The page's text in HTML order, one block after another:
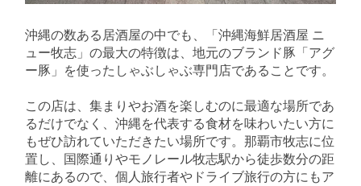
沖縄の数ある居酒屋の中でも、「沖縄海鮮居酒屋 ニ
ュー牧志」の最大の特徴は、地元のブランド豚「アグ
ー豚」を使ったしゃぶしゃぶ専門店であることです。
この店は、集まりやお酒を楽しむのに最適な場所であ
るだけでなく、沖縄を代表する食材を味わいたい方に
もぜひ訪れていただきたい場所です。那覇市牧志に位
置し、国際通りやモノレール牧志駅から徒歩数分の距
離にあるので、個人旅行者やドライブ旅行の方にもア